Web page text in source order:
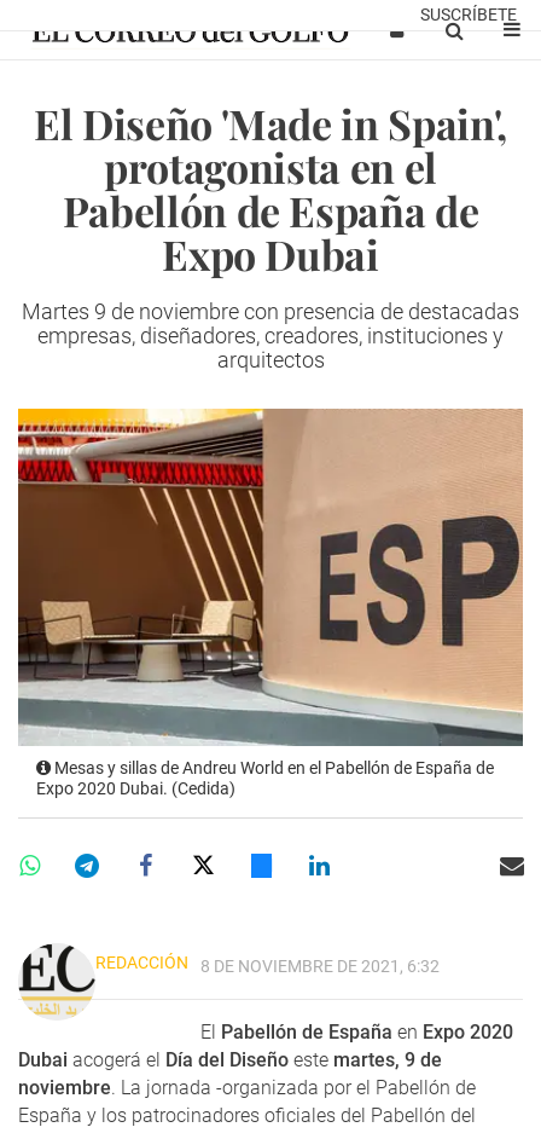
SUSCRÍBETE
El Diseño 'Made in Spain',
protagonista en el
Pabellón de España de
Expo Dubai
Martes 9 de noviembre con presencia de destacadas
empresas, diseñadores, creadores, instituciones y
arquitectos
Mesas y sillas de Andreu World en el Pabellón de España de
Expo 2020 Dubai. (Cedida)
REDACCIÓN 8 DE NOVIEMBRE DE 2021, 6:32
El Pabellón de España en Expo 2020
Dubai acogerá el Día del Diseño este martes, 9 de
noviembre. La jornada -organizada por el Pabellón de
España y los patrocinadores oficiales del Pabellón del